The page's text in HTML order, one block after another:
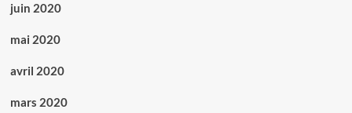
juin 2020
mai 2020
avril 2020
mars 2020